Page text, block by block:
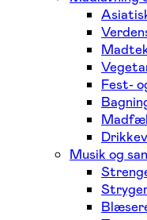
Fest-
Musik og